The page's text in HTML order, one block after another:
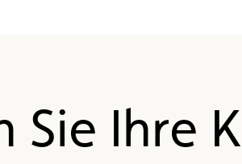
Sie Ihre